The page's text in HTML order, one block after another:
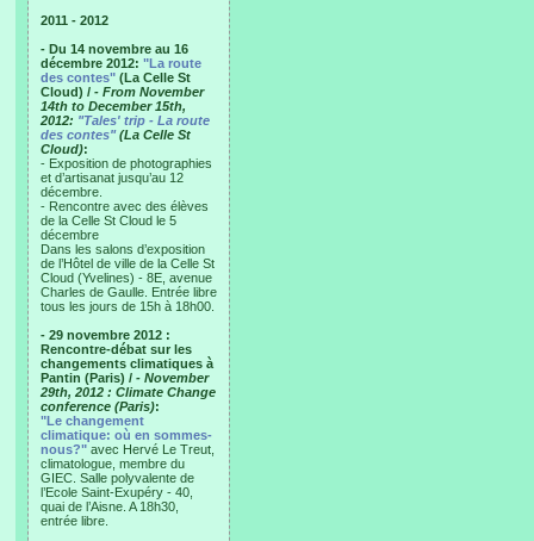
2011 - 2012
- Du 14 novembre au 16
décembre 2012: "La route
des contes" (La Celle St
Cloud) / - From November
14th to December 15th,
2012: "Tales' trip - La route
des contes"(La Celle St
Cloud):
- Exposition de photographies
et d’artisanat jusqu’au 12
décembre.
- Rencontre avec des élèves
de la Celle St Cloud le 5
décembre
Dans les salons d’exposition
de l’Hôtel de ville de la Celle St
Cloud (Yvelines) - 8E, avenue
Charles de Gaulle. Entrée libre
tous les jours de 15h à 18h00.
- 29 novembre 2012 :
Rencontre-débat sur les
changements climatiques à
Pantin (Paris) / - November
29th, 2012 : Climate Change
conference (Paris):
"Le changement
climatique: où en sommes-
nous?" avec Hervé Le Treut,
climatologue, membre du
GIEC. Salle polyvalente de
l’Ecole Saint-Exupéry - 40,
quai de l’Aisne. A 18h30,
entrée libre.